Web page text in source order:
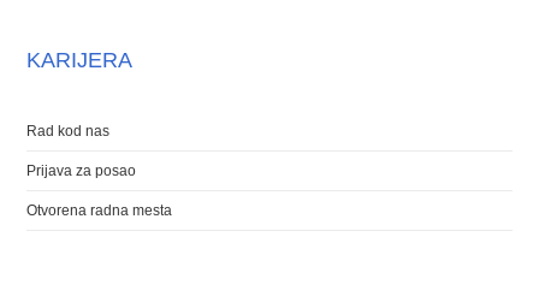
KARIJERA
Rad kod nas
Prijava za posao
Otvorena radna mesta